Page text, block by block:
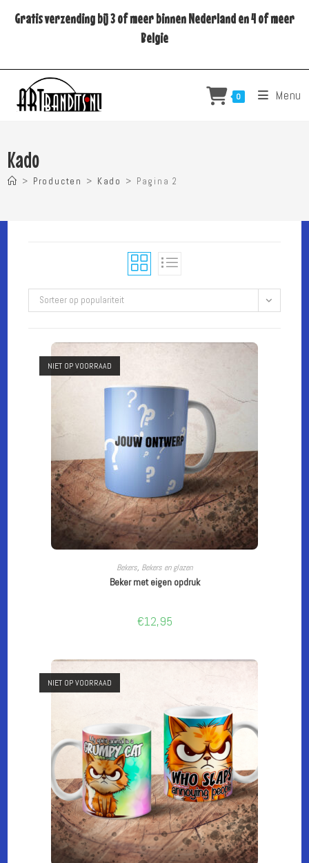
naarGratis verzending bij 3 of meer binnen Nederland en 4 of meer
Belgie
0 Menu
Kado
> Producten > Kado > Pagina 2
Sorteer op populariteit
NIET OP VOORRAAD
CUSTOMIZE
Bekers, Bekers en glazen
Beker met eigen opdruk
€12,95
NIET OP VOORRAAD